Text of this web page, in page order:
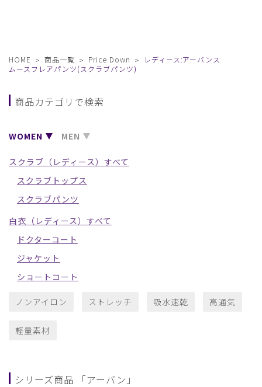
HOME 商品一覧 Price Down
レディース:アーバンス
ムースフレアパンツ(スクラブパンツ)
商品カテゴリで検索
WOMEN MEN
スクラブ（レディース）すべて
スクラブトップス
スクラブパンツ
白衣（レディース）すべて
ドクターコート
ジャケット
ショートコート
ノンアイロン ストレッチ 吸水速乾 高通気
軽量素材
シリーズ商品 「アーバン」